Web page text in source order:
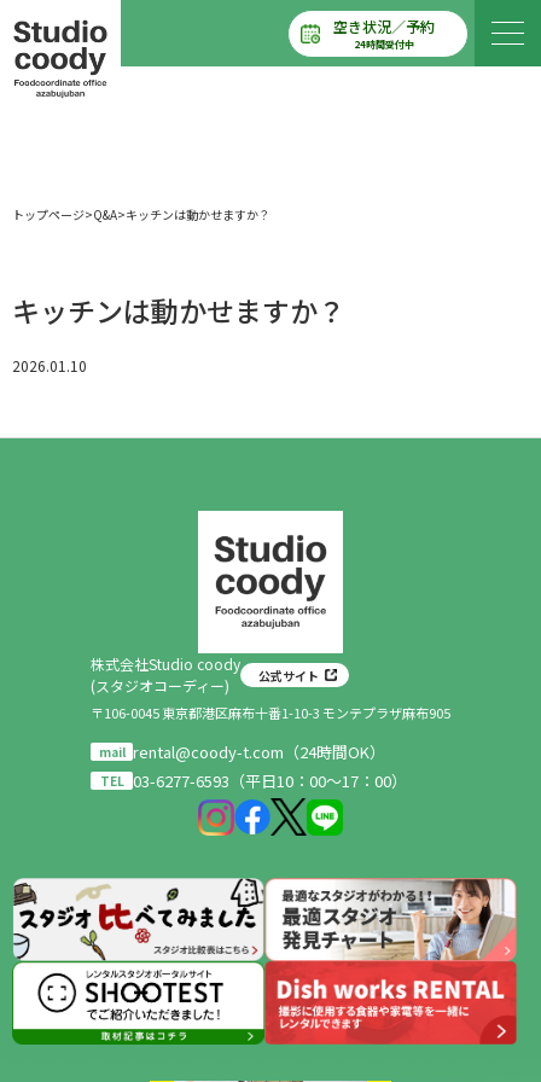
空き状況／予約
24時間受付中
トップページ>Q&A>キッチンは動かせますか？
キッチンは動かせますか？
2026.01.10
株式会社Studio coody
(スタジオコーディー)
公式サイト
〒106-0045 東京都港区麻布十番1-10-3 モンテプラザ麻布905
mail rental@coody-t.com（24時間OK）
TEL 03-6277-6593（平日10：00～17：00）